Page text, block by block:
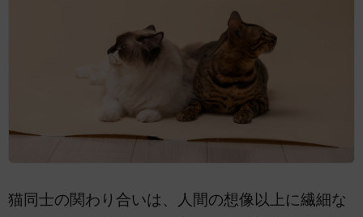
猫同士の関わり合いは、人間の想像以上に繊細な